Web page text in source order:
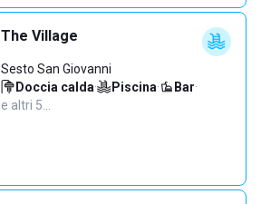
The Village
Sesto San Giovanni
Doccia calda· Piscina· Bar·
e altri 5…